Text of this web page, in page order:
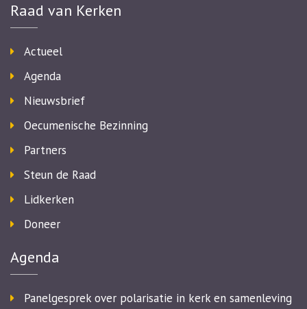
Raad van Kerken
Actueel
Agenda
Nieuwsbrief
Oecumenische Bezinning
Partners
Steun de Raad
Lidkerken
Doneer
Agenda
Panelgesprek over polarisatie in kerk en samenleving